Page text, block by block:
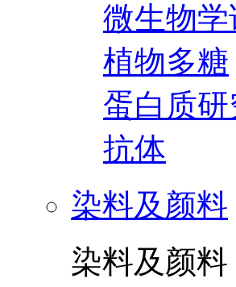
微生物学
植物多糖
蛋白质研
抗体
染料及颜料
染料及颜料